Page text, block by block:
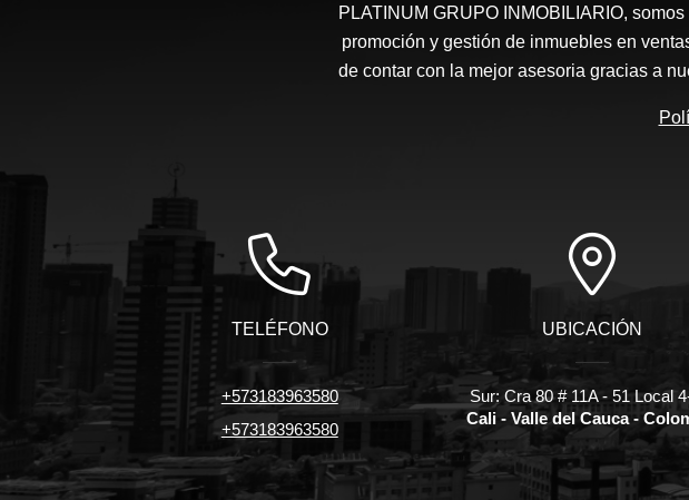
PLATINUM GRUPO INMOBILIARIO,
promoción y gestión de inmuebles en
de contar con la mejor asesoria gracias a
TELÉFONO
+573183963580
+573183963580
UBICACIÓN
Sur: Cra 80 # 11A - 51 Local
Cali - Valle del Cauca -